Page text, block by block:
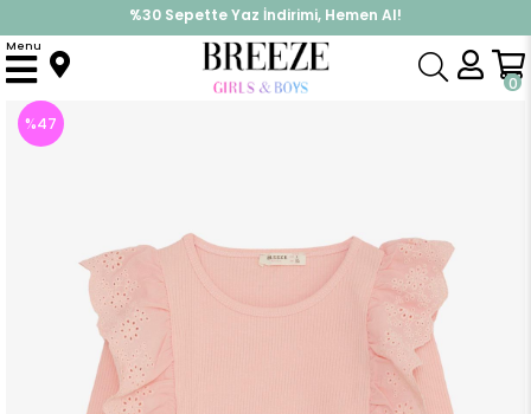
%30 Sepette Yaz İndirimi, Hemen Al!
İndirimlere ek %10 İndirimi Kap, Hemen Üye Ol!
0
Menu
Anasayfa Üst Giyim Uzun Kollu Tişört Kız Çocuk Uzun Kollu Bluz Güpür Çiçek Nakışlı Pembe (8 Yaş)
%47